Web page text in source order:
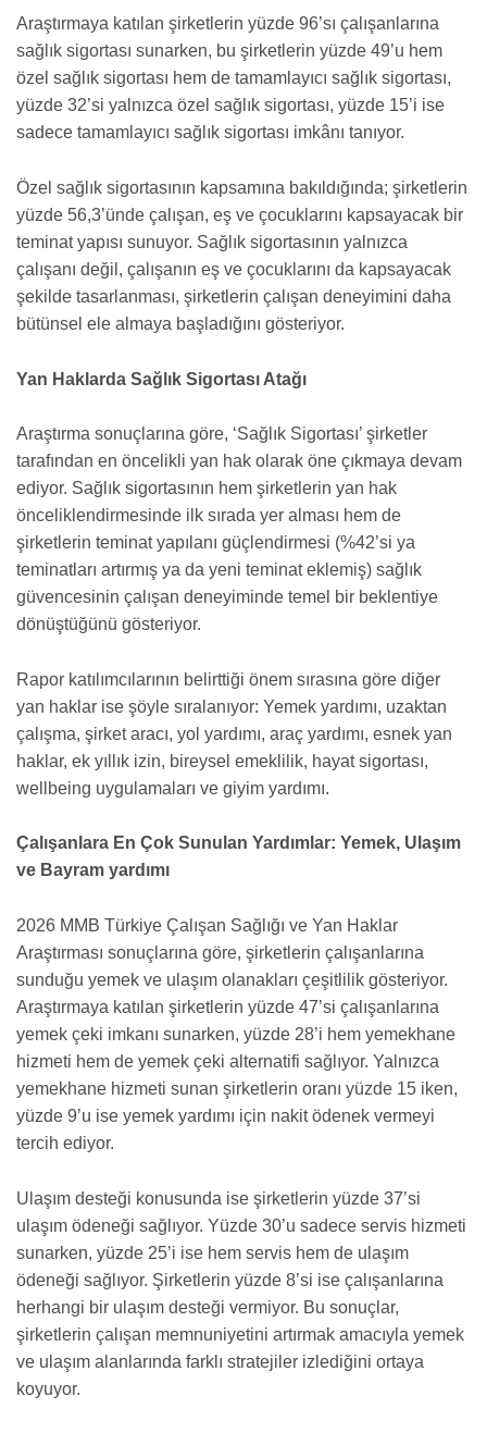
Araştırmaya katılan şirketlerin yüzde 96’sı çalışanlarına
sağlık sigortası sunarken, bu şirketlerin yüzde 49’u hem
özel sağlık sigortası hem de tamamlayıcı sağlık sigortası,
yüzde 32’si yalnızca özel sağlık sigortası, yüzde 15’i ise
sadece tamamlayıcı sağlık sigortası imkânı tanıyor.
Özel sağlık sigortasının kapsamına bakıldığında; şirketlerin
yüzde 56,3’ünde çalışan, eş ve çocuklarını kapsayacak bir
teminat yapısı sunuyor. Sağlık sigortasının yalnızca
çalışanı değil, çalışanın eş ve çocuklarını da kapsayacak
şekilde tasarlanması, şirketlerin çalışan deneyimini daha
bütünsel ele almaya başladığını gösteriyor.
Yan Haklarda Sağlık Sigortası Atağı
Araştırma sonuçlarına göre, ‘Sağlık Sigortası’ şirketler
tarafından en öncelikli yan hak olarak öne çıkmaya devam
ediyor. Sağlık sigortasının hem şirketlerin yan hak
önceliklendirmesinde ilk sırada yer alması hem de
şirketlerin teminat yapılanı güçlendirmesi (%42’si ya
teminatları artırmış ya da yeni teminat eklemiş) sağlık
güvencesinin çalışan deneyiminde temel bir beklentiye
dönüştüğünü gösteriyor.
Rapor katılımcılarının belirttiği önem sırasına göre diğer
yan haklar ise şöyle sıralanıyor: Yemek yardımı, uzaktan
çalışma, şirket aracı, yol yardımı, araç yardımı, esnek yan
haklar, ek yıllık izin, bireysel emeklilik, hayat sigortası,
wellbeing uygulamaları ve giyim yardımı.
Çalışanlara En Çok Sunulan Yardımlar: Yemek, Ulaşım
ve Bayram yardımı
2026 MMB Türkiye Çalışan Sağlığı ve Yan Haklar
Araştırması sonuçlarına göre, şirketlerin çalışanlarına
sunduğu yemek ve ulaşım olanakları çeşitlilik gösteriyor.
Araştırmaya katılan şirketlerin yüzde 47’si çalışanlarına
yemek çeki imkanı sunarken, yüzde 28’i hem yemekhane
hizmeti hem de yemek çeki alternatifi sağlıyor. Yalnızca
yemekhane hizmeti sunan şirketlerin oranı yüzde 15 iken,
yüzde 9’u ise yemek yardımı için nakit ödenek vermeyi
tercih ediyor.
Ulaşım desteği konusunda ise şirketlerin yüzde 37’si
ulaşım ödeneği sağlıyor. Yüzde 30’u sadece servis hizmeti
sunarken, yüzde 25’i ise hem servis hem de ulaşım
ödeneği sağlıyor. Şirketlerin yüzde 8’si ise çalışanlarına
herhangi bir ulaşım desteği vermiyor. Bu sonuçlar,
şirketlerin çalışan memnuniyetini artırmak amacıyla yemek
ve ulaşım alanlarında farklı stratejiler izlediğini ortaya
koyuyor.